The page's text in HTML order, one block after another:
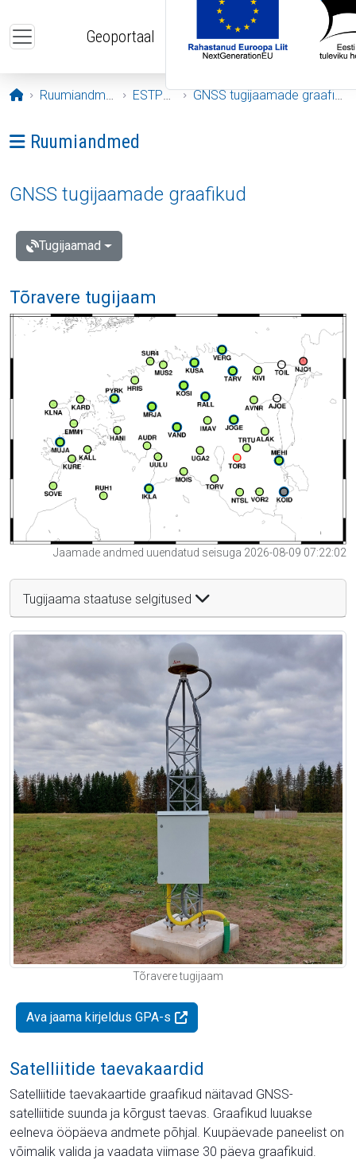
Geoportaal
Avaleht
Ruumiandmed ESTPOS GNSS tugijaamade graafikud
Ava menüü: Ruumiandmed
Ruumiandmed
GNSS tugijaamade graafikud
Tugijaamad
Tõravere tugijaam
Jaamade andmed uuendatud seisuga 2026-08-09 07:22:02
Tugijaama staatuse selgitused
Tõravere tugijaam
Ava jaama kirjeldus GPA-s
Satelliitide taevakaardid
Satelliitide taevakaartide graafikud näitavad GNSS-
satelliitide suunda ja kõrgust taevas. Graafikud luuakse
eelneva ööpäeva andmete põhjal. Kuupäevade paneelist on
võimalik valida ja vaadata viimase 30 päeva graafikuid.